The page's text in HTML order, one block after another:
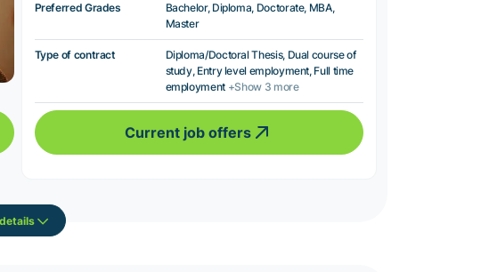
Preferred Grades
Bachelor, Diploma, Doctorate, MBA,
Master
Type of contract
Diploma/Doctoral Thesis, Dual course of
study, Entry level employment, Full time
employment +Show 3 more
Current job offers